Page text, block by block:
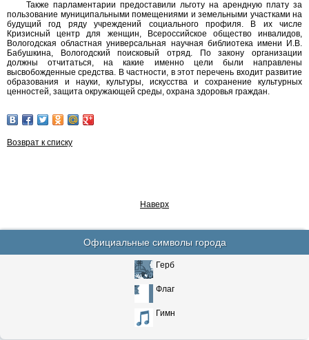
Также парламентарии предоставили льготу на арендную плату за
пользование муниципальными помещениями и земельными участками на
будущий год ряду учреждений социального профиля. В их числе
Кризисный центр для женщин, Всероссийское общество инвалидов,
Вологодская областная универсальная научная библиотека имени И.В.
Бабушкина, Вологодский поисковый отряд. По закону организации
должны отчитаться, на какие именно цели были направлены
высвобожденные средства. В частности, в этот перечень входит развитие
образования и науки, культуры, искусства и сохранение культурных
ценностей, защита окружающей среды, охрана здоровья граждан.
Возврат к списку
Наверх
Официальные символы города
Герб
Флаг
Гимн